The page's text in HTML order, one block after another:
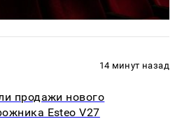
14 минут назад
продажи нового
Esteo V27